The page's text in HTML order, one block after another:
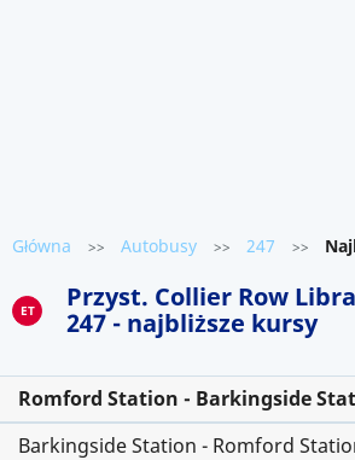
Główna >> Autobusy >> 247 >>
ET
Przyst. Collier Row
247 - najbliższe kursy
Romford Station - Barkingside
Barkingside Station - Romford